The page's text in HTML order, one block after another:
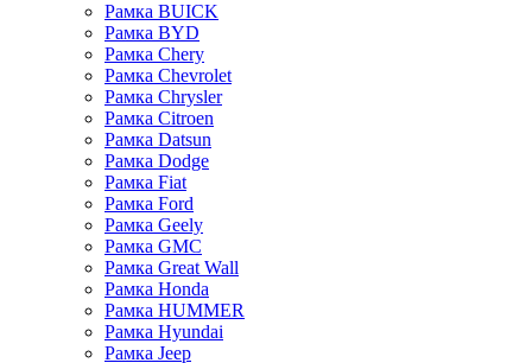
Рамка BUICK
Рамка BYD
Рамка Chery
Рамка Chevrolet
Рамка Chrysler
Рамка Citroen
Рамка Datsun
Рамка Dodge
Рамка Fiat
Рамка Ford
Рамка Geely
Рамка GMC
Рамка Great Wall
Рамка Honda
Рамка HUMMER
Рамка Hyundai
Рамка Jeep